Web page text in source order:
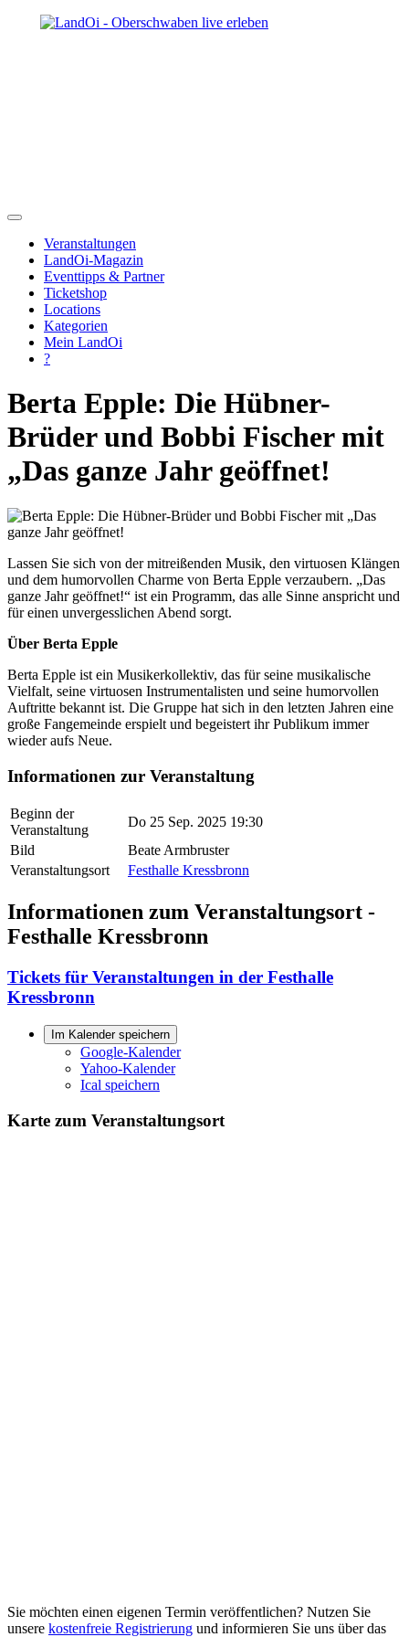
Veranstaltungen
LandOi-Magazin
Eventtipps & Partner
Ticketshop
Locations
Kategorien
Mein LandOi
?
Berta Epple: Die Hübner-
Brüder und Bobbi Fischer mit
„Das ganze Jahr geöffnet!
Lassen Sie sich von der mitreißenden Musik, den virtuosen Klängen
und dem humorvollen Charme von Berta Epple verzaubern. „Das
ganze Jahr geöffnet!“ ist ein Programm, das alle Sinne anspricht und
für einen unvergesslichen Abend sorgt.
Über Berta Epple
Berta Epple ist ein Musikerkollektiv, das für seine musikalische
Vielfalt, seine virtuosen Instrumentalisten und seine humorvollen
Auftritte bekannt ist. Die Gruppe hat sich in den letzten Jahren eine
große Fangemeinde erspielt und begeistert ihr Publikum immer
wieder aufs Neue.
Informationen zur Veranstaltung
Beginn der
Veranstaltung
Do 25 Sep. 2025 19:30
Bild
Beate Armbruster
Veranstaltungsort
Festhalle Kressbronn
Informationen zum Veranstaltungsort -
Festhalle Kressbronn
Tickets für Veranstaltungen in der Festhalle
Kressbronn
Im Kalender speichern
Google-Kalender
Yahoo-Kalender
Ical speichern
Karte zum Veranstaltungsort
Sie möchten einen eigenen Termin veröffentlichen? Nutzen Sie
unsere kostenfreie Registrierung und informieren Sie uns über das